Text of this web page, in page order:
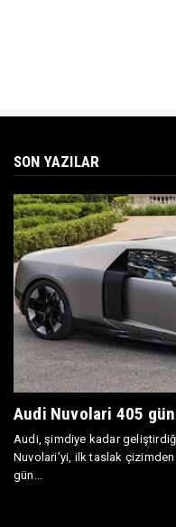
SON YAZILAR
Audi Nuvolari 405
Audi, şimdiye kadar
Nuvolari’yi, ilk taslak
gün...